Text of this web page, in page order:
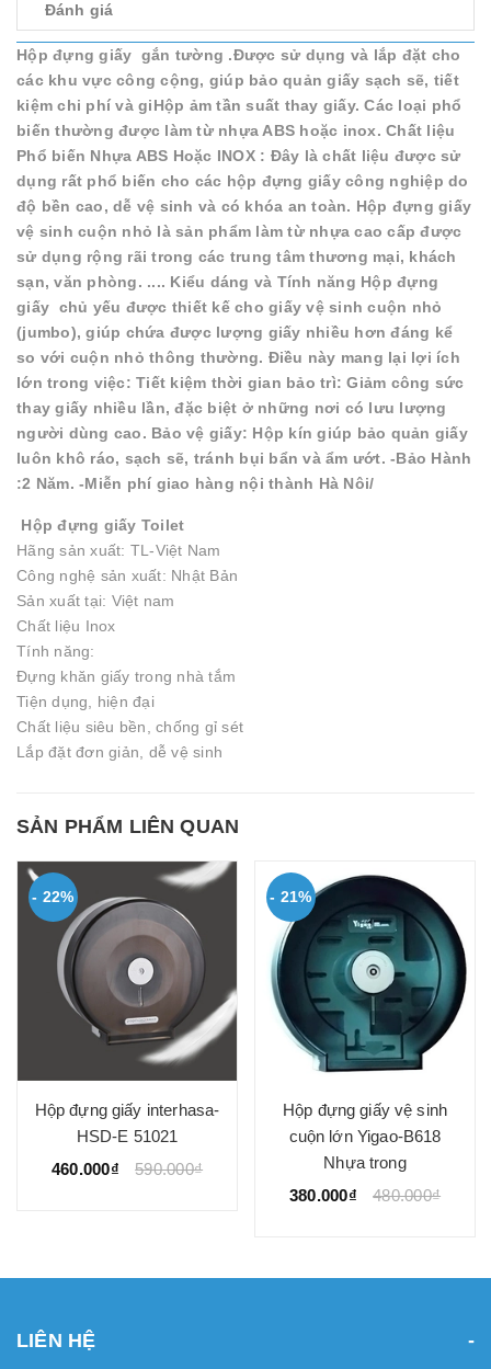
Đánh giá
Hộp đựng giấy gắn tường .Được sử dụng và lắp đặt cho
các khu vực công cộng, giúp bảo quản giấy sạch sẽ, tiết
kiệm chi phí và giHộp ảm tần suất thay giấy. Các loại phổ
biến thường được làm từ nhựa ABS hoặc inox. Chất liệu
Phổ biến Nhựa ABS Hoặc INOX : Đây là chất liệu được sử
dụng rất phổ biến cho các hộp đựng giấy công nghiệp do
độ bền cao, dễ vệ sinh và có khóa an toàn. Hộp đựng giấy
vệ sinh cuộn nhỏ là sản phẩm làm từ nhựa cao cấp được
sử dụng rộng rãi trong các trung tâm thương mại, khách
sạn, văn phòng. .... Kiểu dáng và Tính năng Hộp đựng
giấy chủ yếu được thiết kế cho giấy vệ sinh cuộn nhỏ
(jumbo), giúp chứa được lượng giấy nhiều hơn đáng kể
so với cuộn nhỏ thông thường. Điều này mang lại lợi ích
lớn trong việc: Tiết kiệm thời gian bảo trì: Giảm công sức
thay giấy nhiều lần, đặc biệt ở những nơi có lưu lượng
người dùng cao. Bảo vệ giấy: Hộp kín giúp bảo quản giấy
luôn khô ráo, sạch sẽ, tránh bụi bẩn và ẩm ướt. -Bảo Hành
:2 Năm. -Miễn phí giao hàng nội thành Hà Nôi/
Hộp đựng giấy Toilet
Hãng sản xuất: TL-Việt Nam
Công nghệ sản xuất: Nhật Bản
Sản xuất tại: Việt nam
Chất liệu Inox
Tính năng:
Đựng khăn giấy trong nhà tắm
Tiện dụng, hiện đại
Chất liệu siêu bền, chống gỉ sét
Lắp đặt đơn giản, dễ vệ sinh
SẢN PHẨM LIÊN QUAN
- 22%
Hộp đựng giấy interhasa-
HSD-E 51021
460.000₫
590.000₫
- 21%
Hộp đựng giấy vệ sinh
cuộn lớn Yigao-B618
Nhựa trong
380.000₫
480.000₫
LIÊN HỆ